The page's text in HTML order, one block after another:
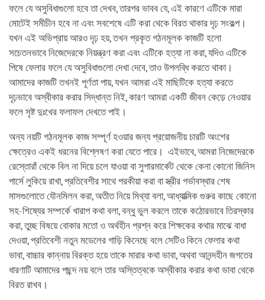
ফলে যে অসুবিধাগুলো হবে তা দেখব, তারপর ভাবব যে, এই কারণে এটিকে মারা
মোটেই সমীচীন হবে না এবং সবশেষে এটি করা থেকে বিরত থাকার দৃঢ় সংকল্প।
যখন এই অভিপ্রায় আরও দৃঢ় হয়, তখন প্রকৃত গঠনমূলক কাজটি হলো
সচেতনভাবে নিজেদেরকে নিয়ন্ত্রণ করা এবং এটিকে হত্যা না করা, যদিও এটিকে
পিষে ফেলার ফলে যে অসুবিধাগুলো দেখা দেবে, তাও উপলব্ধি করতে থাকা।
আমাদের কাজটি তখনই পূর্ণতা পায়, যখন আমরা এই মাছিটিকে হত্যা করতে
দৃঢ়ভাবে অস্বীকার করার সিদ্ধান্ত নিই, কারণ আমরা একটি জীবন কেড়ে নেওয়ার
ফলে সৃষ্ট দুঃখের ফলাফল দেখতে পাই।
অন্য নয়টি গঠনমূলক কাজ সম্পূর্ণ হওয়ার জন্য প্রয়োজনীয় চারটি অংশের
ক্ষেত্রেও একই ধরনের বিশ্লেষণ করা যেতে পারে। এইভাবে, আমরা নিজেদেরকে
রেস্তোরাঁ থেকে বিল না দিয়ে চলে যাওয়া বা সুপারমার্কেট থেকে কেনা কোনো জিনিস
পার্সে লুকিয়ে রাখা, প্রতিবেশীর সাথে পরকীয়া করা বা স্ত্রীর গর্ভাবস্থার শেষ
মাসগুলোতে যৌনমিলন করা, অতীত নিয়ে মিথ্যা বলা, আধ্যাত্মিক গুরুর কাছে কোনো
সহ-শিষ্যের সম্পর্কে খারাপ কথা বলা, বন্ধু ভুল করলে তাকে কঠোরভাবে তিরস্কার
করা, তুচ্ছ বিষয়ে বোকার মতো ও অর্থহীন প্রশ্ন করে শিক্ষকের কথার মাঝে বাধা
দেওয়া, প্রতিবেশী নতুন মডেলের গাড়ি কিনেছে বলে সেটিও কিনে ফেলার কথা
ভাবা, বাচ্চার কান্নায় বিরক্ত হয়ে তাকে মারার কথা ভাবা, অথবা আনন্দহীন জগতের
ধারণাটি আমাদের পছন্দ নয় বলে তার অস্তিত্বকে অস্বীকার করার কথা ভাবা থেকে
বিরত রাখব।